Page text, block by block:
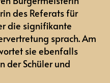
des Referats für
die signifikante
sprach. Am
sie ebenfalls
der Schüler und